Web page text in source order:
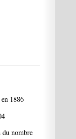
1886
du nombre